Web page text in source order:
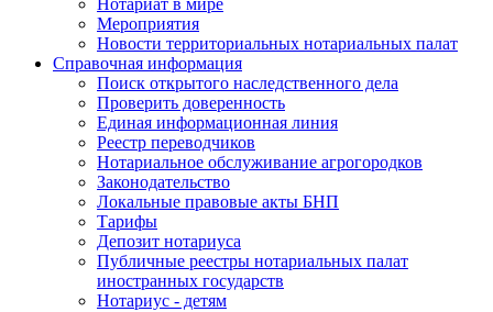
Нотариат в мире
Мероприятия
Новости территориальных нотариальных палат
Справочная информация
Поиск открытого наследственного дела
Проверить доверенность
Единая информационная линия
Реестр переводчиков
Нотариальное обслуживание агрогородков
Законодательство
Локальные правовые акты БНП
Тарифы
Депозит нотариуса
Публичные реестры нотариальных палат
иностранных государств
Нотариус - детям